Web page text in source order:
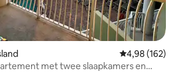
Gemiddelde
4,98 (162)
met twee slaapkamers en